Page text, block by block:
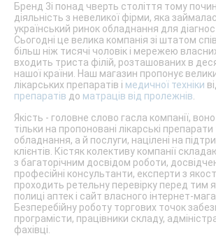
Бренд 3i понад чверть століття тому
діяльність з невеликої фірми, яка
український ринок обладнання для
Сьогодні це велика компанія зі штатом
більш ніж тисячі чоловік і мережею
входить триста філій, розташованих в
нашої країни. Наш магазин пропонує
лікарських препаратів і медичної техніки
препаратів до матраців від пролежнів
Якість - головне слово гасла компанії,
тільки на пропоновані лікарські
обладнання, а й послуги, націлені на
клієнтів. Кістяк колективу компанії
з багаторічним досвідом роботи,
професійні консультанти, експерти з
проходить ретельну перевірку перед тим
полиці аптек і сайт власного інтернет-
Безперебійну роботу торгових точок
програмісти, працівники складу,
фахівці.